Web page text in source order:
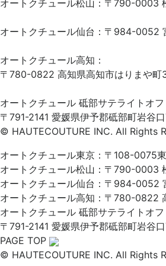
オートクチュール松山：〒790-0003
オートクチュール仙台：〒984-0052
オートクチュール高知：
〒780-0822 高知県高知市はりまや
オートクチュール 砥部サテライトオフ
〒791-2141 愛媛県伊予郡砥部町岩谷
© HAUTECOUTURE INC. All Rights
オートクチュール東京：〒108-0075
オートクチュール松山：〒790-0003
オートクチュール仙台：〒984-0052
オートクチュール高知：〒780-0822
オートクチュール 砥部サテライトオフ
〒791-2141 愛媛県伊予郡砥部町岩谷
PAGE TOP
© HAUTECOUTURE INC. All Rights